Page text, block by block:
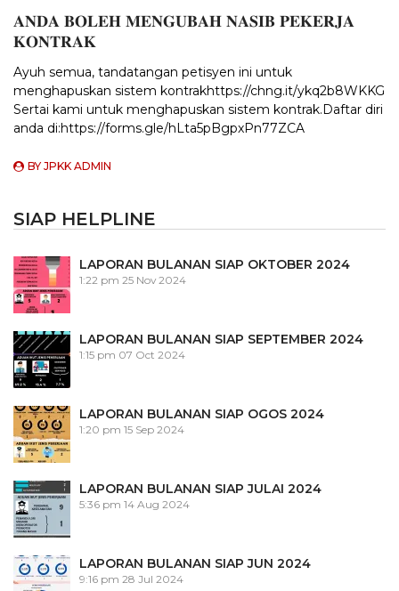
𝐀𝐍𝐃𝐀 𝐁𝐎𝐋𝐄𝐇 𝐌𝐄𝐍𝐆𝐔𝐁𝐀𝐇 𝐍𝐀𝐒𝐈𝐁 𝐏𝐄𝐊𝐄𝐑𝐉𝐀
𝐊𝐎𝐍𝐓𝐑𝐀𝐊
Ayuh semua, tandatangan petisyen ini untuk
menghapuskan sistem kontrakhttps://chng.it/ykq2b8WKKG
Sertai kami untuk menghapuskan sistem kontrak.Daftar diri
anda di:https://forms.gle/hLta5pBgpxPn77ZCA
BYJPKK ADMIN
SIAP HELPLINE
LAPORAN BULANAN SIAP OKTOBER 2024
1:22 pm 25 Nov 2024
LAPORAN BULANAN SIAP SEPTEMBER 2024
1:15 pm 07 Oct 2024
LAPORAN BULANAN SIAP OGOS 2024
1:20 pm 15 Sep 2024
LAPORAN BULANAN SIAP JULAI 2024
5:36 pm 14 Aug 2024
LAPORAN BULANAN SIAP JUN 2024
9:16 pm 28 Jul 2024